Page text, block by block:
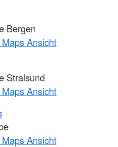
Bergen
Ansicht
Stralsund
Ansicht
Ansicht